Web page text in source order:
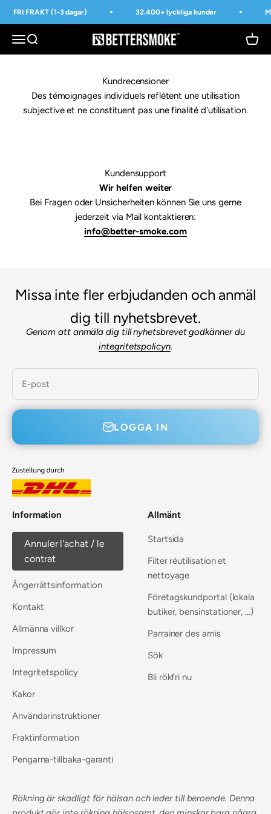
Hoppa till innehållet
FRI FRAKT (1-3 dagar) 32.400+ lyckliga kunder
Öppna navigeringsmenyn
Öppna sök BetterSmoke™
Kundrecensioner
Des témoignages individuels reflètent une utilisation
subjective et ne constituent pas une finalité d'utilisation.
Kundensupport
Wir helfen weiter
Bei Fragen oder Unsicherheiten können Sie uns gerne
jederzeit via Mail kontaktieren:
info@better-smoke.com
Missa inte fler erbjudanden och anmäl
dig till nyhetsbrevet.
Genom att anmäla dig till nyhetsbrevet godkänner du
integritetspolicyn.
E-post
LOGGA IN
Information
Annuler l'achat / le
contrat
Ångerrättsinformation
Kontakt
Allmänna villkor
Impressum
Integritetspolicy
Kakor
Användarinstruktioner
Fraktinformation
Pengarna-tillbaka-garanti
Allmänt
Startsida
Filter réutilisation et
nettoyage
Företagskundportal (lokala
butiker, bensinstationer, ...)
Parrainer des amis
Sök
Bli rökfri nu
Rökning är skadligt för hälsan och leder till beroende. Denna